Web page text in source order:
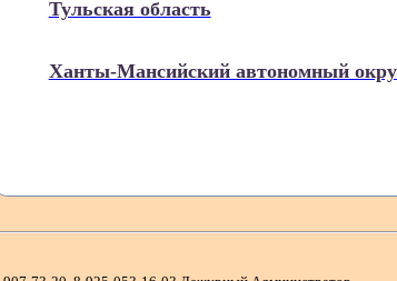
Тульская область
Ханты-Мансийский автономный